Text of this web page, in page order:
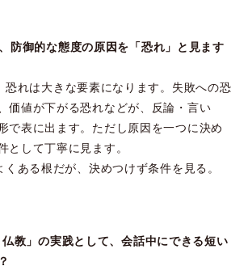
防御的な態度の原因を「恐れ」と見ます
恐れは大きな要素になります。失敗への恐
価値が下がる恐れなどが、反論・言い
で表に出ます。ただし原因を一つに決め
として丁寧に見ます。
ある根だが、決めつけず条件を見る。
教」の実践として、会話中にできる短い